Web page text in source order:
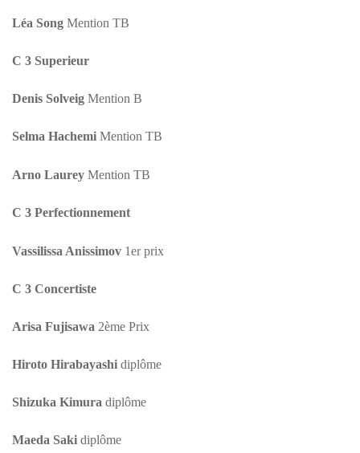
Léa Song Mention TB
C 3 Superieur
Denis Solveig Mention B
Selma Hachemi Mention TB
Arno Laurey Mention TB
C 3 Perfectionnement
Vassilissa Anissimov 1er prix
C 3 Concertiste
Arisa Fujisawa 2ème Prix
Hiroto Hirabayashi diplôme
Shizuka Kimura diplôme
Maeda Saki diplôme